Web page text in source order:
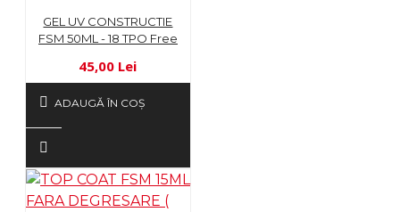
GEL UV CONSTRUCTIE
FSM 50ML - 18 TPO Free
45,00 Lei
ADAUGĂ ÎN COŞ